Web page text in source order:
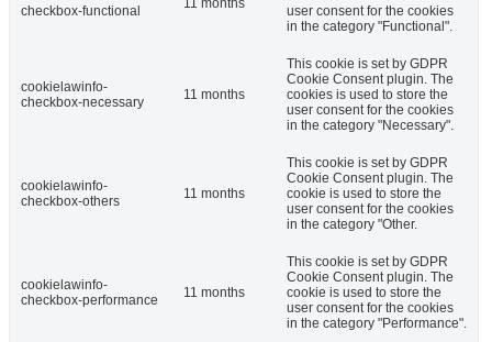
checkbox-functional
11 months
user consent for the cookies
in the category "Functional".
cookielawinfo-
checkbox-necessary
11 months
This cookie is set by GDPR
Cookie Consent plugin. The
cookies is used to store the
user consent for the cookies
in the category "Necessary".
cookielawinfo-
checkbox-others
11 months
This cookie is set by GDPR
Cookie Consent plugin. The
cookie is used to store the
user consent for the cookies
in the category "Other.
cookielawinfo-
checkbox-performance
11 months
This cookie is set by GDPR
Cookie Consent plugin. The
cookie is used to store the
user consent for the cookies
in the category "Performance".